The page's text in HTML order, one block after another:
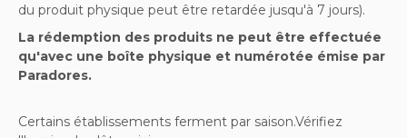
du produit physique peut être retardée jusqu'à 7 jours).
La rédemption des produits ne peut être effectuée
qu'avec une boîte physique et numérotée émise par
Paradores.
Certains établissements ferment par saison.Vérifiez